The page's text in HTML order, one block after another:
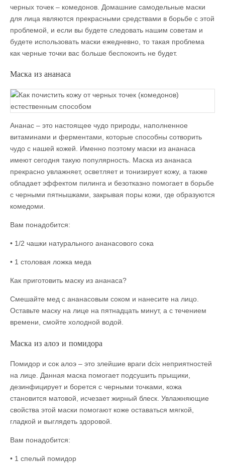
черных точек – комедонов. Домашние самодельные маски
для лица являются прекрасными средствами в борьбе с этой
проблемой, и если вы будете следовать нашим советам и
будете использовать маски ежедневно, то такая проблема
как черные точки вас больше беспокоить не будет.
Маска из ананаса
Ананас – это настоящее чудо природы, наполненное
витаминами и ферментами, которые способны сотворить
чудо с нашей кожей. Именно поэтому маски из ананаса
имеют сегодня такую популярность. Маска из ананаса
прекрасно увлажняет, осветляет и тонизирует кожу, а также
обладает эффектом пилинга и безотказно помогает в борьбе
с черными пятнышками, закрывая поры кожи, где образуются
комедоми.
Вам понадобится:
• 1/2 чашки натурального ананасового сока
• 1 столовая ложка меда
Как приготовить маску из ананаса?
Смешайте мед с ананасовым соком и нанесите на лицо.
Оставьте маску на лице на пятнадцать минут, а с течением
времени, смойте холодной водой.
Маска из алоэ и помидора
Помидор и сок алоэ – это злейшие враги dсіх неприятностей
на лице. Данная маска помогает подсушить прыщики,
дезинфицирует и борется с черными точками, кожа
становится матовой, исчезает жирный блеск. Увлажняющие
свойства этой маски помогают коже оставаться мягкой,
гладкой и выглядеть здоровой.
Вам понадобится:
• 1 спелый помидор